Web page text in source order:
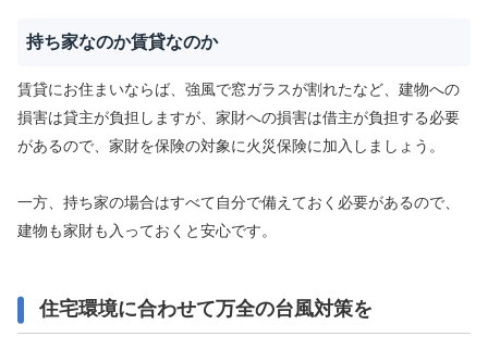
持ち家なのか賃貸なのか
賃貸にお住まいならば、強風で窓ガラスが割れたなど、建物への
損害は貸主が負担しますが、家財への損害は借主が負担する必要
があるので、家財を保険の対象に火災保険に加入しましょう。
一方、持ち家の場合はすべて自分で備えておく必要があるので、
建物も家財も入っておくと安心です。
住宅環境に合わせて万全の台風対策を